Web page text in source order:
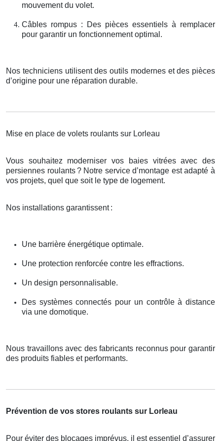
mouvement du volet.
Câbles rompus : Des pièces essentiels à remplacer
pour garantir un fonctionnement optimal.
Nos techniciens utilisent des outils modernes et des pièces
d’origine pour une réparation durable.
Mise en place de volets roulants sur Lorleau
Vous souhaitez moderniser vos baies vitrées avec des
persiennes roulants ? Notre service d’montage est adapté à
vos projets, quel que soit le type de logement.
Nos installations garantissent :
Une barrière énergétique optimale.
Une protection renforcée contre les effractions.
Un design personnalisable.
Des systèmes connectés pour un contrôle à distance
via une domotique.
Nous travaillons avec des fabricants reconnus pour garantir
des produits fiables et performants.
Prévention de vos stores roulants sur Lorleau
Pour éviter des blocages imprévus, il est essentiel d’assurer